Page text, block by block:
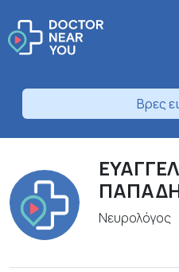
Βρες
Νευρολόγος